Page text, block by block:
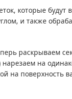
которые будут
и также
раскрываем
на
на поверхность